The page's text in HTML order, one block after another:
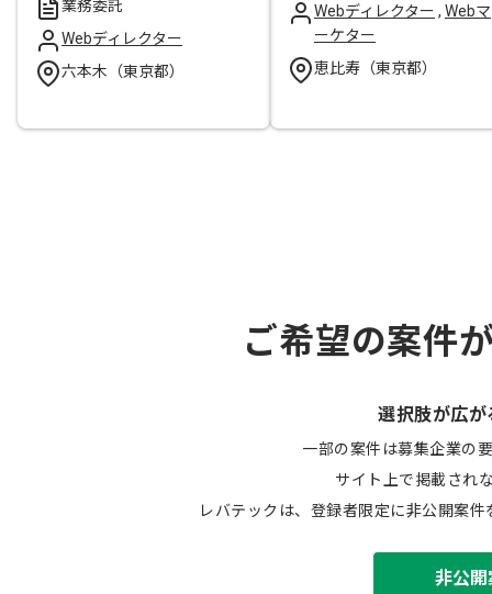
業務委託
Webディレクター
六本木（東京都）
Webディレクター , Webマ
ーケター
恵比寿（東京都）
ご希望の案件
選択肢が広が
一部の案件は募集企業の
サイト上で掲載され
レバテックは、登録者限定に非公開案
非公